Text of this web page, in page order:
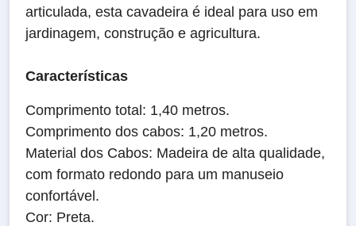
articulada, esta cavadeira é ideal para uso em
jardinagem, construção e agricultura.
Características
Comprimento total: 1,40 metros.
Comprimento dos cabos: 1,20 metros.
Material dos Cabos: Madeira de alta qualidade,
com formato redondo para um manuseio
confortável.
Cor: Preta.